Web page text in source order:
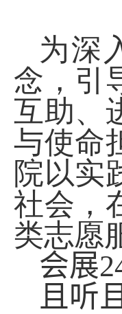
为深
念，引
互助、
与使命
院以实
社会，
类志愿
会展
且听